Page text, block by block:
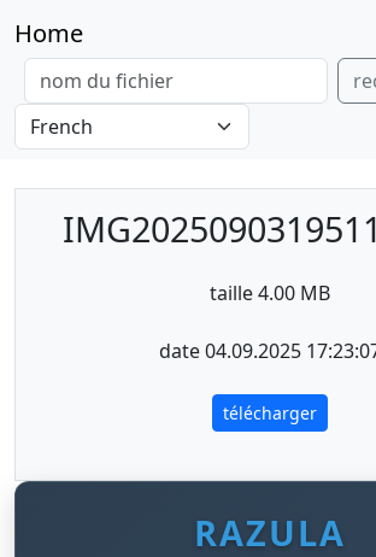
Home
taille 4.00 MB
date 04.09.2025
télécharger
RAZULA